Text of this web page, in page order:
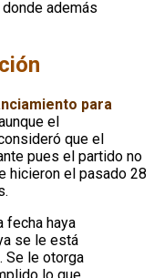
además
para
el
que el
pues el partido no
hicieron el pasado 28
fecha haya
se le está
Se le otorga
lo que